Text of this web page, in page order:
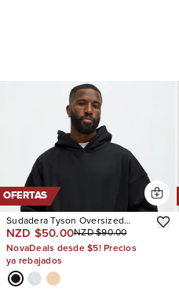
OFERTAS
Sudadera Tyson Oversized
Heavyweight
NZD $50.00NZD $90.00
NovaDeals desde $5! Precios
ya rebajados